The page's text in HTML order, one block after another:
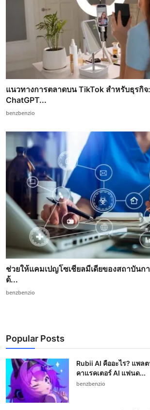
แนวทางการตลาดบน TikTok สำหรับธุรกิจ
ChatGPT...
benzbenzio
ช่วยให้แคมเปญโซเชียลมีเดียของสถาบันก
ด้...
benzbenzio
Popular Posts
Rubii AI คืออะไร? แพล
คาแรคเตอร์ AI แฟนด...
benzbenzio